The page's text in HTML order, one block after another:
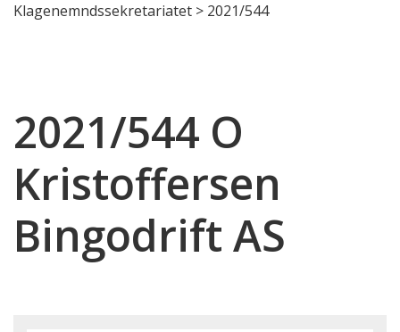
Klagenemndssekretariatet > 2021/544
2021/544 O
Kristoffersen
Bingodrift AS